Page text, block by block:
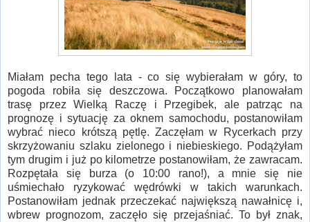
Miałam pecha tego lata - co się wybierałam w góry, to
pogoda robiła się deszczowa. Początkowo planowałam
trasę przez Wielką Raczę i Przegibek, ale patrząc na
prognozę i sytuację za oknem samochodu, postanowiłam
wybrać nieco krótszą pętlę. Zaczęłam w Rycerkach przy
skrzyżowaniu szlaku zielonego i niebieskiego. Podążyłam
tym drugim i już po kilometrze postanowiłam, że zawracam.
Rozpętała się burza (o 10:00 rano!), a mnie się nie
uśmiechało ryzykować wędrówki w takich warunkach.
Postanowiłam jednak przeczekać największą nawałnicę i,
wbrew prognozom, zaczęło się przejaśniać. To był znak,